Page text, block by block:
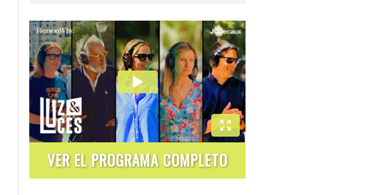
VER EL PROGRAMA COMPLETO